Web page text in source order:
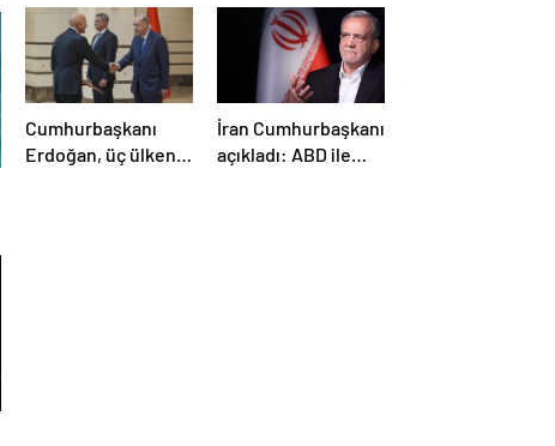
Cumhurbaşkanı
Erdoğan, üç ülkenin
İran Cumhurbaşkanı
açıkladı: ABD ile